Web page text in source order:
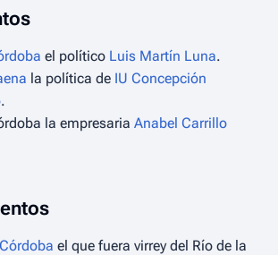
el político Luis Martín Luna.
la política de IU Concepción
.
la empresaria Anabel Carrillo
Córdoba el que fuera virrey del Río de la